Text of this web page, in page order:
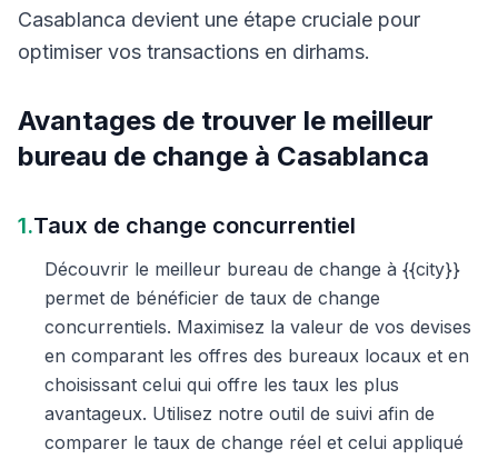
Casablanca devient une étape cruciale pour
optimiser vos transactions en dirhams.
Avantages de trouver le meilleur
bureau de change à Casablanca
1.Taux de change concurrentiel
Découvrir le meilleur bureau de change à {{city}}
permet de bénéficier de taux de change
concurrentiels. Maximisez la valeur de vos devises
en comparant les offres des bureaux locaux et en
choisissant celui qui offre les taux les plus
avantageux. Utilisez notre outil de suivi afin de
comparer le taux de change réel et celui appliqué